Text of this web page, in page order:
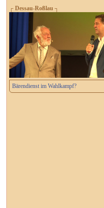
┌ Dessau-Roßlau ┐
Bärendienst im Wahlkampf?